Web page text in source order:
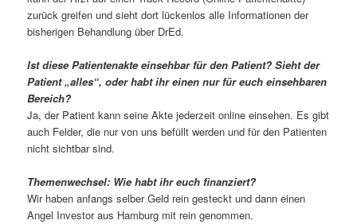
zurück greifen und sieht dort lückenlos alle Informationen der
bisherigen Behandlung über DrEd.
Ist diese Patientenakte einsehbar für den Patient? Sieht der
Patient „alles“, oder habt ihr einen nur für euch einsehbaren
Bereich?
Ja, der Patient kann seine Akte jederzeit online einsehen. Es gibt
auch Felder, die nur von uns befüllt werden und für den Patienten
nicht sichtbar sind.
Themenwechsel: Wie habt ihr euch finanziert?
Wir haben anfangs selber Geld rein gesteckt und dann einen
Angel Investor aus Hamburg mit rein genommen.